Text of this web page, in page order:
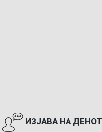
ИЗЈАВА НА ДЕНОТ